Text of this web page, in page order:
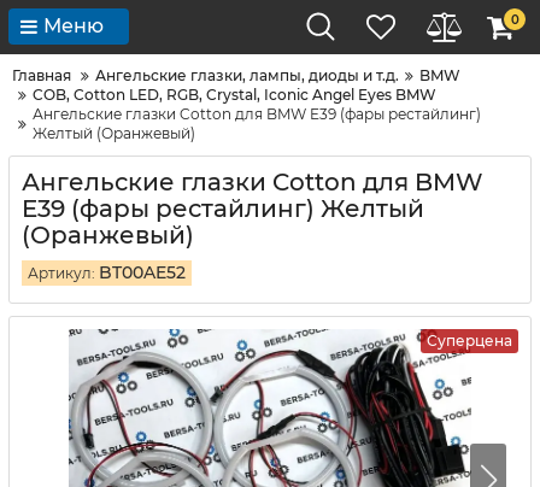
Меню 0
Главная Ангельские глазки, лампы, диоды и т.д.
BMW
COB, Cotton LED, RGB, Crystal, Iconic Angel Eyes BMW
Ангельские глазки Cotton для BMW E39 (фары рестайлинг)
Желтый (Оранжевый)
Ангельские глазки Cotton для BMW
E39 (фары рестайлинг) Желтый
(Оранжевый)
Артикул: BT00AE52
Суперцена